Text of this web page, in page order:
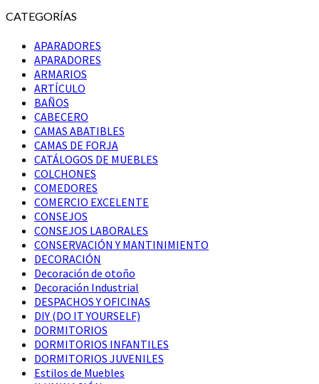
CATEGORÍAS
APARADORES
APARADORES
ARMARIOS
ARTÍCULO
BAÑOS
CABECERO
CAMAS ABATIBLES
CAMAS DE FORJA
CATÁLOGOS DE MUEBLES
COLCHONES
COMEDORES
COMERCIO EXCELENTE
CONSEJOS
CONSEJOS LABORALES
CONSERVACIÓN Y MANTINIMIENTO
DECORACIÓN
Decoración de otoño
Decoración Industrial
DESPACHOS Y OFICINAS
DIY (DO IT YOURSELF)
DORMITORIOS
DORMITORIOS INFANTILES
DORMITORIOS JUVENILES
Estilos de Muebles